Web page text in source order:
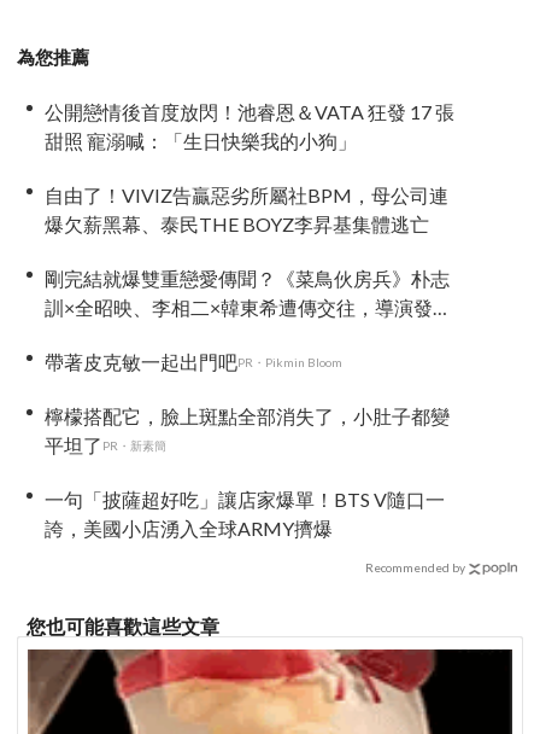
為您推薦
公開戀情後首度放閃！池睿恩＆VATA 狂發 17 張
甜照 寵溺喊：「生日快樂我的小狗」
自由了！VIVIZ告贏惡劣所屬社BPM，母公司連
爆欠薪黑幕、泰民THE BOYZ李昇基集體逃亡
剛完結就爆雙重戀愛傳聞？《菜鳥伙房兵》朴志
訓×全昭映、李相二×韓東希遭傳交往，導演發
帶著皮克敏一起出門吧PR・Pikmin Bloom
檸檬搭配它，臉上斑點全部消失了，小肚子都變
平坦了 PR・新素簡
一句「披薩超好吃」讓店家爆單！BTS V隨口一
誇，美國小店湧入全球ARMY擠爆
Recommended by
您也可能喜歡這些文章